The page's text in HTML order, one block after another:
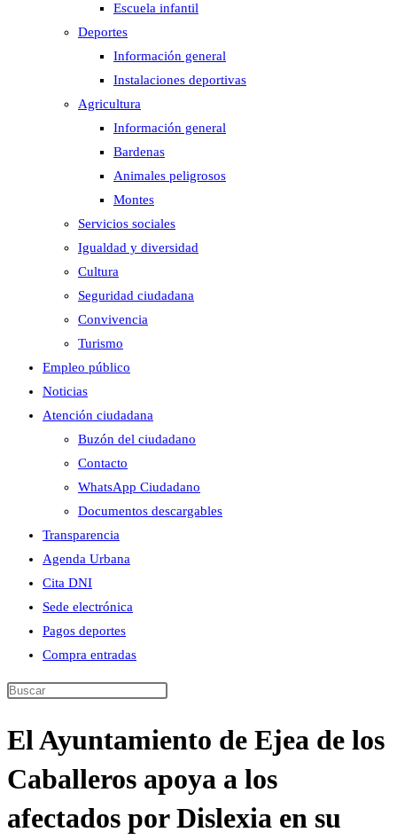
Escuela infantil
Deportes
Información general
Instalaciones deportivas
Agricultura
Información general
Bardenas
Animales peligrosos
Montes
Servicios sociales
Igualdad y diversidad
Cultura
Seguridad ciudadana
Convivencia
Turismo
Empleo público
Noticias
Atención ciudadana
Buzón del ciudadano
Contacto
WhatsApp Ciudadano
Documentos descargables
Transparencia
Agenda Urbana
Cita DNI
Sede electrónica
Pagos deportes
Compra entradas
Buscar
esta
El Ayuntamiento de Ejea de los
Caballeros apoya a los
afectados por Dislexia en su